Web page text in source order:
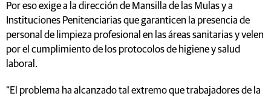
Por eso exige a la dirección de Mansilla de las Mulas y a
Instituciones Penitenciarias que garanticen la presencia de
personal de limpieza profesional en las áreas sanitarias y velen
por el cumplimiento de los protocolos de higiene y salud
laboral.
“El problema ha alcanzado tal extremo que trabajadores de la